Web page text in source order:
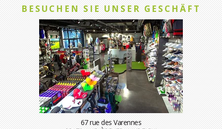
BESUCHEN SIE UNSER GESCHÄFT
67 rue des Varennes